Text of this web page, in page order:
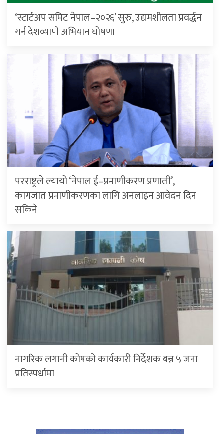
‘स्टार्टअप समिट नेपाल–२०२६’ सुरु, उद्यमशीलता प्रवर्द्धन
गर्न देशव्यापी अभियान घोषणा
परराष्ट्रले ल्यायो ‘नेपाल ई–प्रमाणीकरण प्रणाली’,
कागजात प्रमाणीकरणका लागि अनलाइन आवेदन दिन
सकिने
नागरिक लगानी कोषको कार्यकारी निर्देशक बन्न ५ जना
प्रतिस्पर्धामा